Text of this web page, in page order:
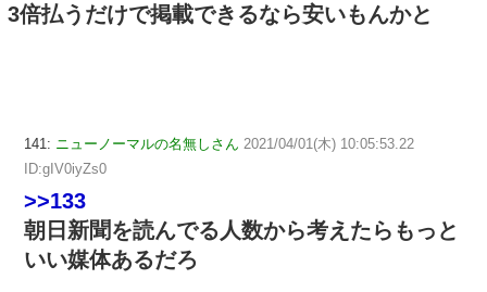
3倍払うだけで掲載できるなら安いもんかと
141: ニューノーマルの名無しさん 2021/04/01(木) 10:05:53.22
ID:gIV0iyZs0
>>133
朝日新聞を読んでる人数から考えたらもっと
いい媒体あるだろ